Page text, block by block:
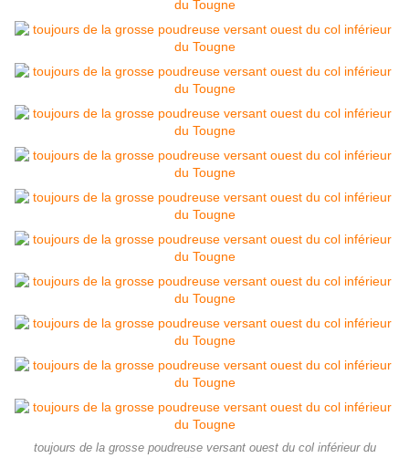
toujours de la grosse poudreuse versant ouest du col inférieur du